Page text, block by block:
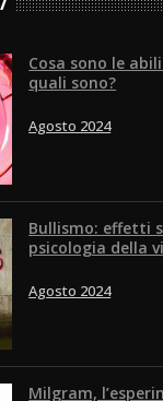
Cosa sono le
quali sono?
Agosto 2024
Bullismo: effetti
psicologia della
Agosto 2024
Milgram,